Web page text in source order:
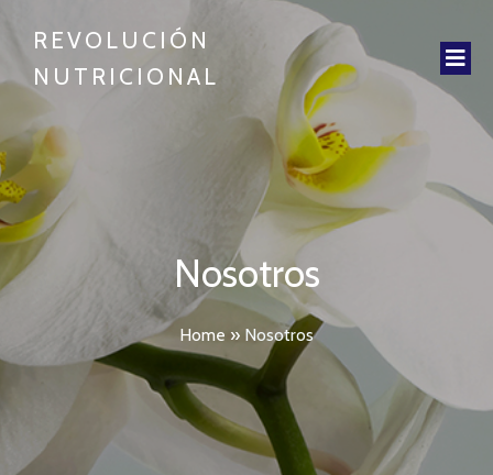
REVOLUCIÓN
NUTRICIONAL
Nosotros
Home » Nosotros